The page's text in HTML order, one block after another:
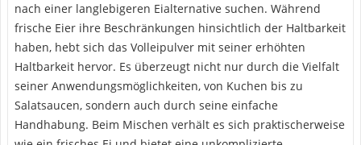
nach einer langlebigeren Eialternative suchen. Während
frische Eier ihre Beschränkungen hinsichtlich der Haltbarkeit
haben, hebt sich das Volleipulver mit seiner erhöhten
Haltbarkeit hervor. Es überzeugt nicht nur durch die Vielfalt
seiner Anwendungsmöglichkeiten, von Kuchen bis zu
Salatsaucen, sondern auch durch seine einfache
Handhabung. Beim Mischen verhält es sich praktischerweise